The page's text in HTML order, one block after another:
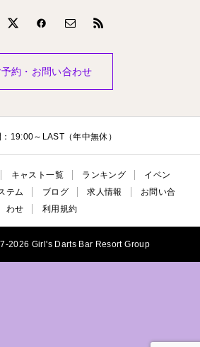
約・お問い合わせ
19:00～LAST（年中無休）
キャスト一覧 ランキング
イベン
テム ブログ 求人情報
お問い合
わせ
利用規約
2026 Girl's Darts Bar Resort Group